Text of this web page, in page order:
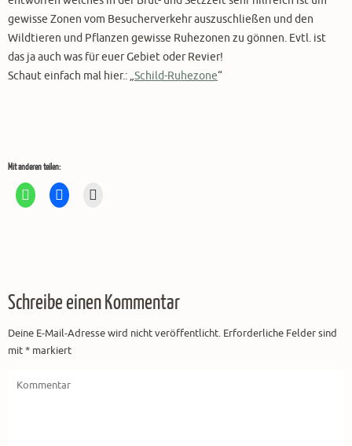
gewisse Zonen vom Besucherverkehr auszuschließen und den
Wildtieren und Pflanzen gewisse Ruhezonen zu gönnen. Evtl. ist
das ja auch was für euer Gebiet oder Revier!
Schaut einfach mal hier.: „Schild-Ruhezone“
Mit anderen teilen:
Schreibe einen Kommentar
Deine E-Mail-Adresse wird nicht veröffentlicht. Erforderliche Felder sind
mit* markiert